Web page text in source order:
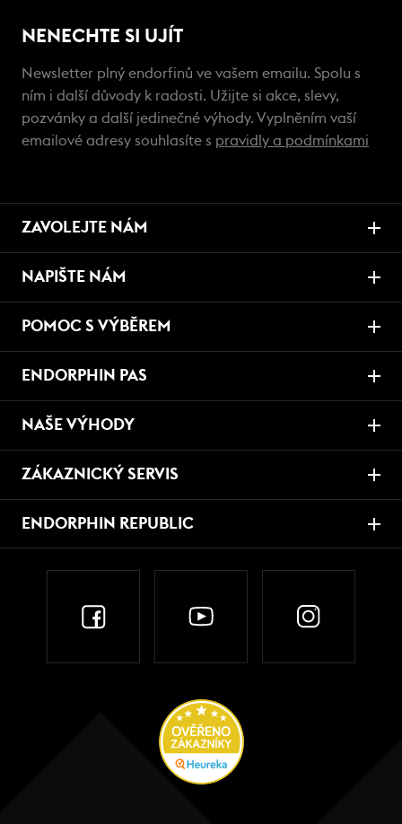
NENECHTE SI UJÍT
Newsletter plný endorfinů ve vašem emailu. Spolu s
ním i další důvody k radosti. Užijte si akce, slevy,
pozvánky a další jedinečné výhody. Vyplněním vaší
emailové adresy souhlasíte s pravidly a podmínkami
ZAVOLEJTE NÁM
NAPIŠTE NÁM
POMOC S VÝBĚREM
ENDORPHIN PAS
NAŠE VÝHODY
ZÁKAZNICKÝ SERVIS
ENDORPHIN REPUBLIC